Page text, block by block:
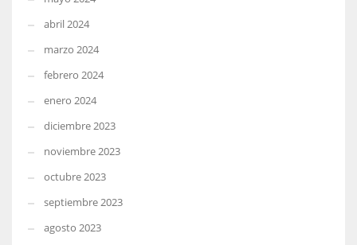
abril 2024
marzo 2024
febrero 2024
enero 2024
diciembre 2023
noviembre 2023
octubre 2023
septiembre 2023
agosto 2023